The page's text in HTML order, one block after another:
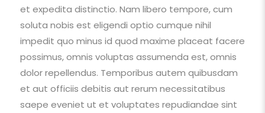
et expedita distinctio. Nam libero tempore, cum
soluta nobis est eligendi optio cumque nihil
impedit quo minus id quod maxime placeat facere
possimus, omnis voluptas assumenda est, omnis
dolor repellendus. Temporibus autem quibusdam
et aut officiis debitis aut rerum necessitatibus
saepe eveniet ut et voluptates repudiandae sint